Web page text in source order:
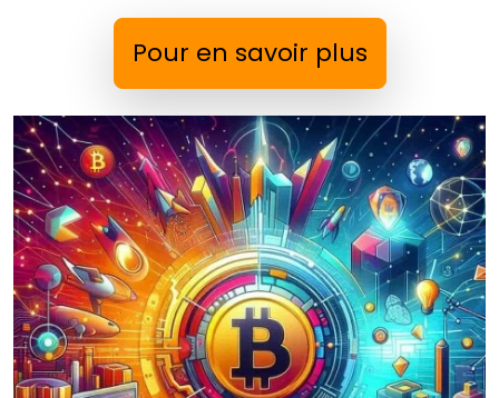
Pour en savoir plus